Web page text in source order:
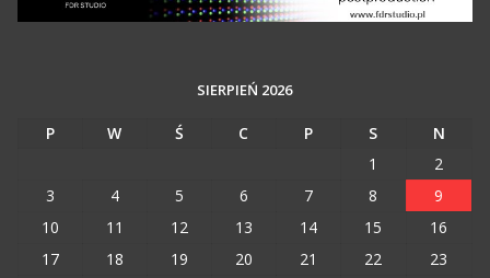
SIERPIEŃ 2026
P W Ś C P S
N
1
2
3
4 5 6 7 8
9
10
11 12 13 14 15
16
17
18 19 20 21 22
23